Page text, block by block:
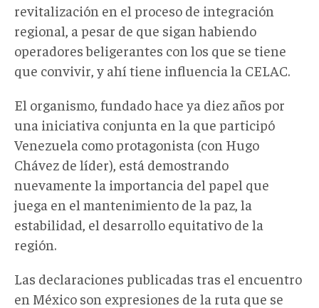
revitalización en el proceso de integración
regional, a pesar de que sigan habiendo
operadores beligerantes con los que se tiene
que convivir, y ahí tiene influencia la CELAC.
El organismo, fundado hace ya diez años por
una iniciativa conjunta en la que participó
Venezuela como protagonista (con Hugo
Chávez de líder), está demostrando
nuevamente la importancia del papel que
juega en el mantenimiento de la paz, la
estabilidad, el desarrollo equitativo de la
región.
Las declaraciones publicadas tras el encuentro
en México son expresiones de la ruta que se